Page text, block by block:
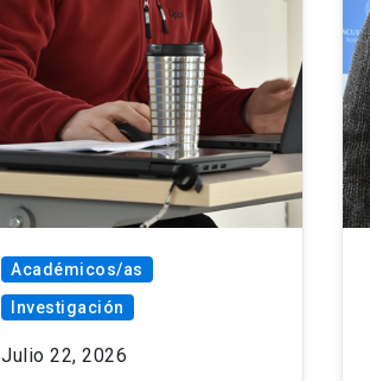
Académicos/as
Investigación
Julio 22, 2026